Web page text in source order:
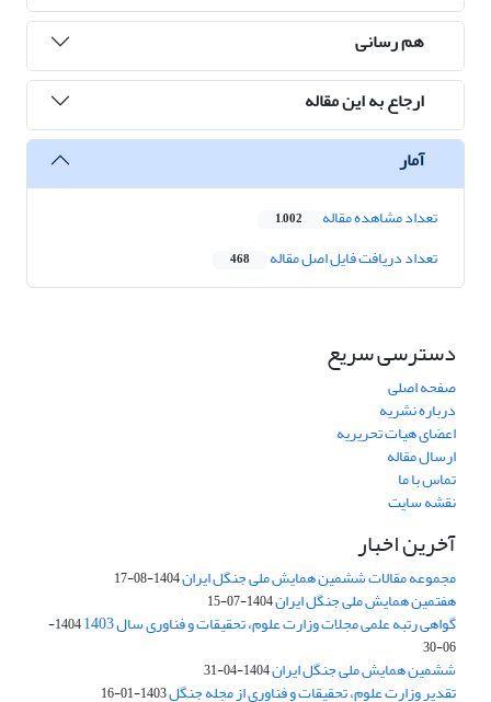
هم رسانی
ارجاع به این مقاله
آمار
تعداد مشاهده مقاله 1,002
تعداد دریافت فایل اصل مقاله 468
دسترسی سریع
صفحه اصلی
درباره نشریه
اعضای هیات تحریریه
ارسال مقاله
تماس با ما
نقشه سایت
آخرین اخبار
مجموعه مقالات ششمین همایش ملی جنگل ایران1404-08-17
هفتمین همایش ملی جنگل ایران1404-07-15
گواهی رتبه علمی مجلات وزارت علوم، تحقیقات و فناوری سال 1403
1404-
06-30
ششمین همایش ملی جنگل ایران1404-04-31
تقدیر وزارت علوم، تحقیقات و فناوری از مجله جنگل1403-01-16